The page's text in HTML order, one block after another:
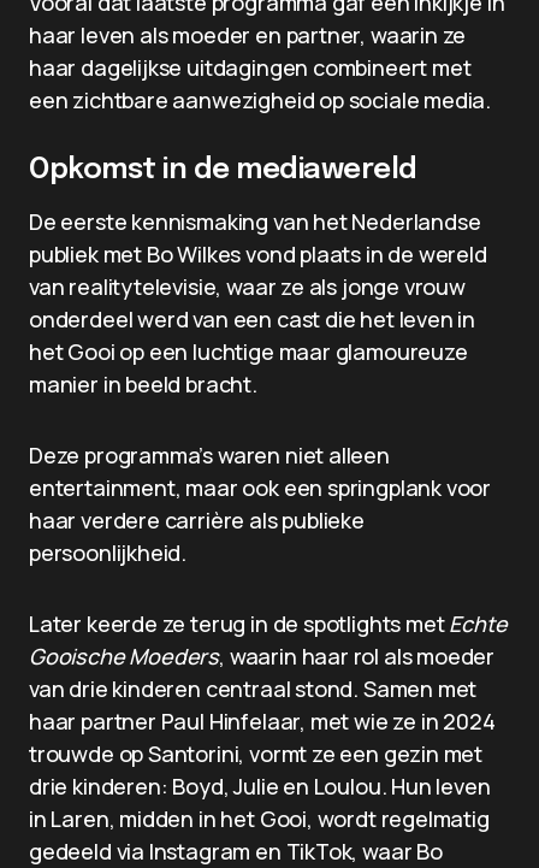
haar leven als moeder en partner, waarin ze
haar dagelijkse uitdagingen combineert met
een zichtbare aanwezigheid op sociale media.
Opkomst in de mediawereld
De eerste kennismaking van het Nederlandse
publiek met Bo Wilkes vond plaats in de wereld
van realitytelevisie, waar ze als jonge vrouw
onderdeel werd van een cast die het leven in
het Gooi op een luchtige maar glamoureuze
manier in beeld bracht.
Deze programma’s waren niet alleen
entertainment, maar ook een springplank voor
haar verdere carrière als publieke
persoonlijkheid.
Later keerde ze terug in de spotlights metEchte
Gooische Moeders, waarin haar rol als moeder
van drie kinderen centraal stond. Samen met
haar partner Paul Hinfelaar, met wie ze in 2024
trouwde op Santorini, vormt ze een gezin met
drie kinderen: Boyd, Julie en Loulou. Hun leven
in Laren, midden in het Gooi, wordt regelmatig
gedeeld via Instagram en TikTok, waar Bo